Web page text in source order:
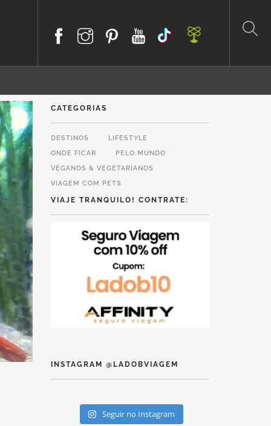
CATEGORIAS
DESTINOS
LIFESTYLE
ONDE FICAR
PELO MUNDO
VEGANOS & VEGETARIANOS
VIAGEM COM PETS
VIAJE TRANQUILO! CONTRATE:
INSTAGRAM @LADOBVIAGEM
Seguir no Instagram